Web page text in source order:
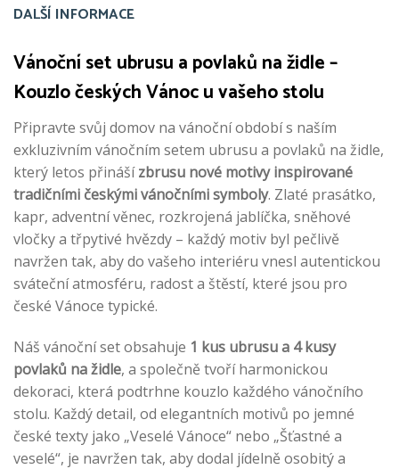
DALŠÍ INFORMACE
Vánoční set ubrusu a povlaků na židle –
Kouzlo českých Vánoc u vašeho stolu
Připravte svůj domov na vánoční období s naším
exkluzivním vánočním setem ubrusu a povlaků na židle,
který letos přinášízbrusu nové motivy inspirované
tradičními českými vánočními symboly. Zlaté prasátko,
kapr, adventní věnec, rozkrojená jablíčka, sněhové
vločky a třpytivé hvězdy – každý motiv byl pečlivě
navržen tak, aby do vašeho interiéru vnesl autentickou
sváteční atmosféru, radost a štěstí, které jsou pro
české Vánoce typické.
Náš vánoční set obsahuje 1 kus ubrusu a 4 kusy
povlaků na židle, a společně tvoří harmonickou
dekoraci, která podtrhne kouzlo každého vánočního
stolu. Každý detail, od elegantních motivů po jemné
české texty jako „Veselé Vánoce“ nebo „Šťastné a
veselé“, je navržen tak, aby dodal jídelně osobitý a